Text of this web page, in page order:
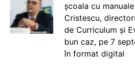
școala cu
Cristescu,
de Curriculum și
bun caz, pe 7
în format digital